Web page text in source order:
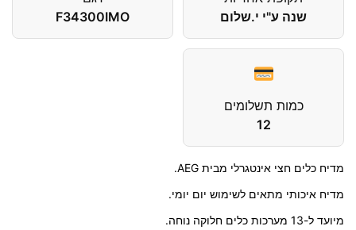
שנה ע"י י.שלום
F34300IMO
כמות תשלומים
12
מדיח כלים חצי אינטגרלי מבית AEG.
מדיח איכותי מתאים לשימוש יום יומי.
מיועד ל-13 מערכות כלים חלוקה נוחה.